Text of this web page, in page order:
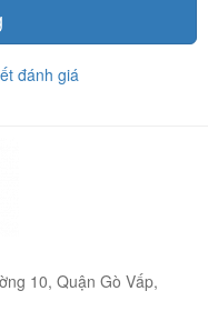
đánh giá
10, Quận Gò Vấp,